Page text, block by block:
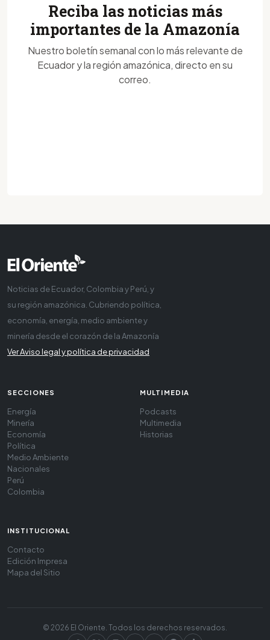
Reciba las noticias más
importantes de la Amazonía
Nuestro boletín semanal con lo más relevante de
Ecuador y la región amazónica, directo en su
correo.
Noticias de Ecuador, Colombia y Perú, y
su región amazónica. Cubriendo política,
economía, energía, medio ambiente y
minería desde el corazón de la Amazonía
Ver Aviso legal y política de privacidad
SECCIONES
Energía
Minería
Economía
Política
Medio Ambiente
Nacionales
Perú
Colombia
MULTIMEDIA
Podcasts
Multimedia
Historias
INSTITUCIONAL
Contacto
Edición Impresa
Mapa del Sitio
© 2026 El Oriente. Todos los derechos reservados.